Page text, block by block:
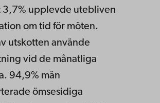
3,7% upplevde utebliven
om tid för möten.
utskotten använde
vid de månatliga
94,9% män
ömsesidiga